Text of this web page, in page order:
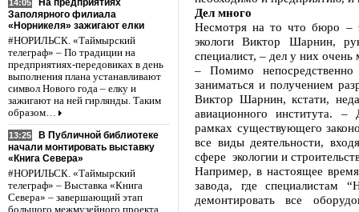
14:05
Заполярного филиала
«Норникеля» зажигают елки
#НОРИЛЬСК. «Таймырский
телеграф» – По традиции на
предприятиях-передовиках в день
выполнения плана устанавливают
символ Нового года – елку и
зажигают на ней гирлянды. Таким
образом…
13:25
В Публичной библиотеке
начали монтировать выставку
«Книга Севера»
#НОРИЛЬСК. «Таймырский
телеграф» – Выставка «Книга
Севера» – завершающий этап
Дел много
Несмотря на то что бюро –
экологи Виктор Шарнин,
специалист, – дел у них очень
– Помимо непосредственно
заниматься и получением
Виктор Шарнин, кстати,
авиационного института.
рамках существующего
все виды деятельности,
сфере экологии и
Например, в настоящее
завода, где специалистам
демонтировать все